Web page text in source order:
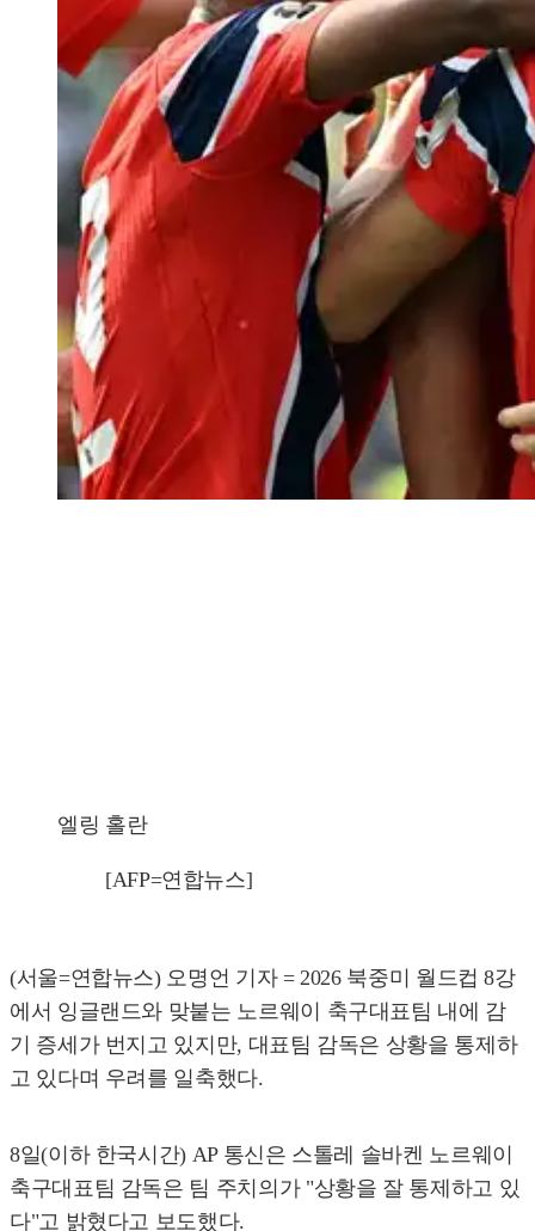
엘링 홀란
[AFP=연합뉴스]
(서울=연합뉴스) 오명언 기자 = 2026 북중미 월드컵 8강
에서 잉글랜드와 맞붙는 노르웨이 축구대표팀 내에 감
기 증세가 번지고 있지만, 대표팀 감독은 상황을 통제하
고 있다며 우려를 일축했다.
8일(이하 한국시간) AP 통신은 스톨레 솔바켄 노르웨이
축구대표팀 감독은 팀 주치의가 "상황을 잘 통제하고 있
다"고 밝혔다고 보도했다.